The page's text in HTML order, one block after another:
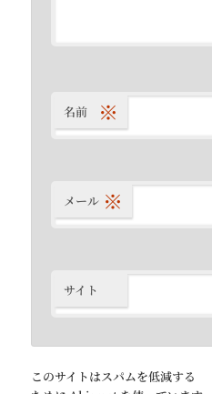
名前 ※
メール ※
サイト
このサイトはスパムを低減する